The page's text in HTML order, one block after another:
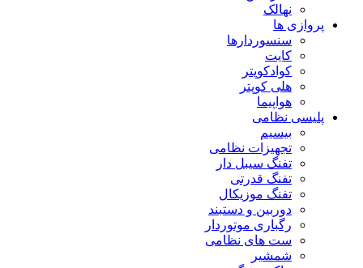
نهالک
پروازی ها
سنسوردارها
کایت
کوادکوپتر
هلی کوپتر
هواپیما
پلیسی نظامی
بیسیم
تجهیزات نظامی
تفنگ سیبل دار
تفنگ قدرتی
تفنگ موزیکال
دوربین و دستبند
رگباری موتوردار
ست های نظامی
شمشیر